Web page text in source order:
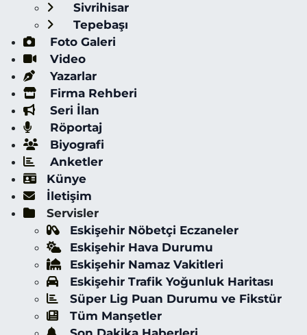
Sivrihisar
Tepebaşı
Foto Galeri
Video
Yazarlar
Firma Rehberi
Seri İlan
Röportaj
Biyografi
Anketler
Künye
İletişim
Servisler
Eskişehir Nöbetçi Eczaneler
Eskişehir Hava Durumu
Eskişehir Namaz Vakitleri
Eskişehir Trafik Yoğunluk Haritası
Süper Lig Puan Durumu ve Fikstür
Tüm Manşetler